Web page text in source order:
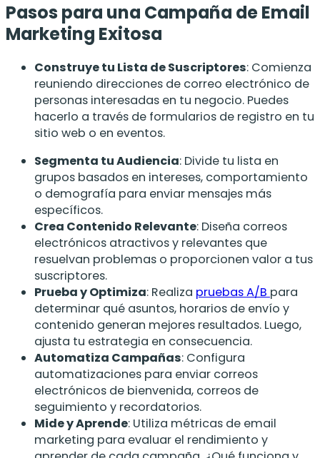
Pasos para una Campaña de Email
Marketing Exitosa
Construye tu Lista de Suscriptores: Comienza
reuniendo direcciones de correo electrónico de
personas interesadas en tu negocio. Puedes
hacerlo a través de formularios de registro en tu
sitio web o en eventos.
Segmenta tu Audiencia: Divide tu lista en
grupos basados en intereses, comportamiento
o demografía para enviar mensajes más
específicos.
Crea Contenido Relevante: Diseña correos
electrónicos atractivos y relevantes que
resuelvan problemas o proporcionen valor a tus
suscriptores.
Prueba y Optimiza: Realiza pruebas A/B para
determinar qué asuntos, horarios de envío y
contenido generan mejores resultados. Luego,
ajusta tu estrategia en consecuencia.
Automatiza Campañas: Configura
automatizaciones para enviar correos
electrónicos de bienvenida, correos de
seguimiento y recordatorios.
Mide y Aprende: Utiliza métricas de email
marketing para evaluar el rendimiento y